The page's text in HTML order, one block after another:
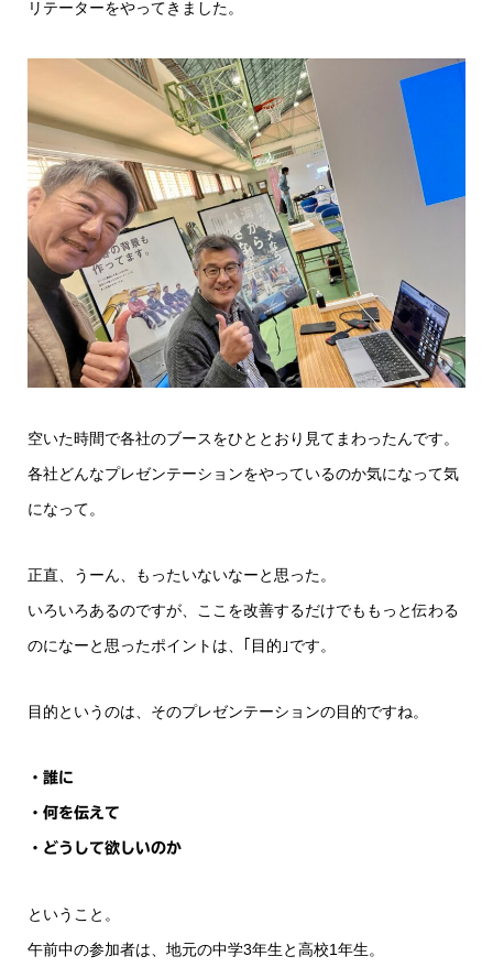
リテーターをやってきました。
空いた時間で各社のブースをひととおり見てまわったんです。
各社どんなプレゼンテーションをやっているのか気になって気
になって。
正直、うーん、もったいないなーと思った。
いろいろあるのですが、ここを改善するだけでももっと伝わる
のになーと思ったポイントは、｢目的｣です。
目的というのは、そのプレゼンテーションの目的ですね。
・誰に
・何を伝えて
・どうして欲しいのか
ということ。
午前中の参加者は、地元の中学3年生と高校1年生。